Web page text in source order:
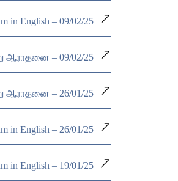
in English – 09/02/25
ஆராதனை – 09/02/25
ஆராதனை – 26/01/25
in English – 26/01/25
in English – 19/01/25